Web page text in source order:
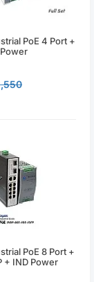
PoE 4 Port +
Power
PoE 8 Port +
+ IND Power